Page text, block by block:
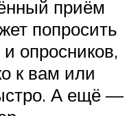
приём
попросить
и опросников,
к вам или
А ещё —